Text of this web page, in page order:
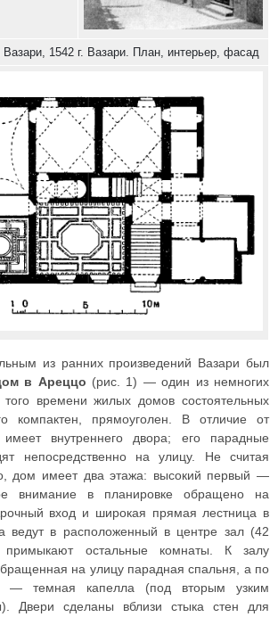
1542 г. Вазари. План, интерьер, фасад
из ранних произведений Вазари был
в Ареццо (рис. 1) — один из немногих
того времени жилых домов состоятельных
компактен, прямоуголен. В отличие от
внутреннего двора; его парадные
непосредственно на улицу. Не считая
дом имеет два этажа: высокий первый —
внимание в планировке обращено на
вход и широкая прямая лестница в
ведут в расположенный в центре зал (42
остальные комнаты. К залу
на улицу парадная спальня, а по
— темная капелла (под вторым узким
Двери сделаны вблизи стыка стен для